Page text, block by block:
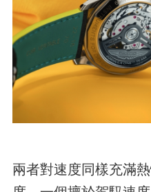
兩者對速度同樣充滿